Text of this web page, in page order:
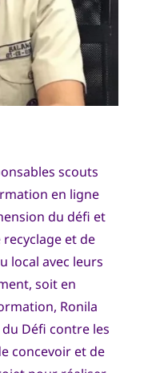
scouts
en ligne
du défi et
et de
local avec leurs
soit en
Ronila
Défi contre les
concevoir et de